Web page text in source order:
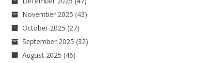
November 2025 (43)
October 2025 (27)
September 2025 (32)
August 2025 (46)